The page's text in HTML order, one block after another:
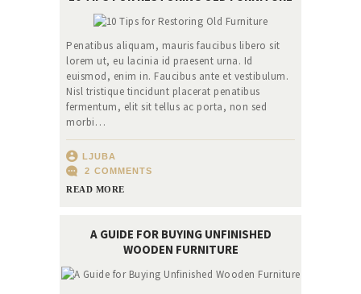
Penatibus aliquam, mauris faucibus libero sit
lorem ut, eu lacinia id praesent urna. Id
euismod, enim in. Faucibus ante et vestibulum.
Nisl tristique tincidunt placerat penatibus
fermentum, elit sit tellus ac porta, non sed
morbi…
LJUBA
2 COMMENTS
READ MORE
A GUIDE FOR BUYING UNFINISHED
WOODEN FURNITURE